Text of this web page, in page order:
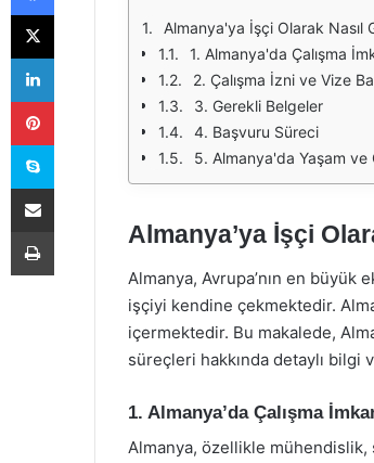
Almanya'ya İşçi Olarak Nasıl
1. Almanya'da Çalışma
2. Çalışma İzni ve Vize
3. Gerekli Belgeler
4. Başvuru Süreci
5. Almanya'da Yaşam ve
Almanya’ya İşçi
Almanya, Avrupa’nın en
işçiyi kendine çekmektedir.
içermektedir. Bu makalede,
süreçleri hakkında detaylı bilgi
1. Almanya’da Çalışma
Almanya, özellikle
X
LinkedIn
Pinterest
Skype
E-Posta ile paylaş